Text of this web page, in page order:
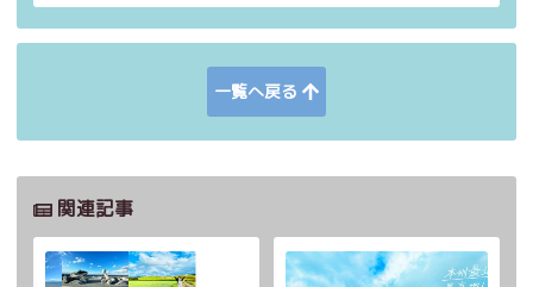
一覧へ戻る
関連記事